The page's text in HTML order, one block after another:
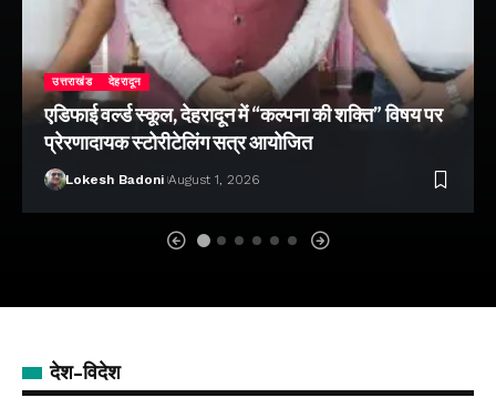
उत्तराखंड देहरादून
एडिफाई वर्ल्ड स्कूल, देहरादून में “कल्पना की शक्ति” विषय पर
प्रेरणादायक स्टोरीटेलिंग सत्र आयोजित
Lokesh Badoni August 1, 2026
देश-विदेश